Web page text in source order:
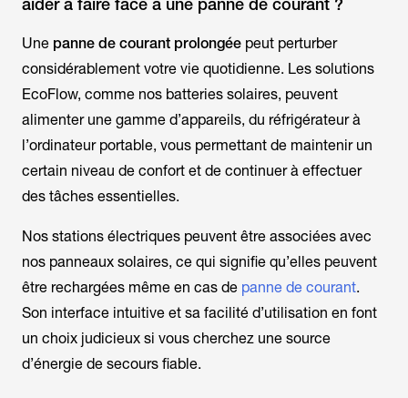
aider à faire face à une panne de courant ?
Une panne de courant prolongée peut perturber
considérablement votre vie quotidienne. Les solutions
EcoFlow, comme nos batteries solaires, peuvent
alimenter une gamme d’appareils, du réfrigérateur à
l’ordinateur portable, vous permettant de maintenir un
certain niveau de confort et de continuer à effectuer
des tâches essentielles.
Nos stations électriques peuvent être associées avec
nos panneaux solaires, ce qui signifie qu’elles peuvent
être rechargées même en cas de panne de courant.
Son interface intuitive et sa facilité d’utilisation en font
un choix judicieux si vous cherchez une source
d’énergie de secours fiable.